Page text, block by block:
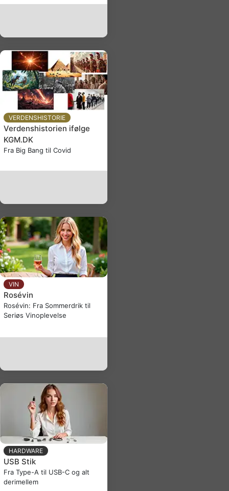
VERDENSHISTORIE
Verdenshistorien ifølge
KGM.DK
Fra Big Bang til Covid
VIN
Rosévin
Rosévin: Fra Sommerdrik til
Seriøs Vinoplevelse
HARDWARE
USB Stik
Fra Type-A til USB-C og alt
derimellem